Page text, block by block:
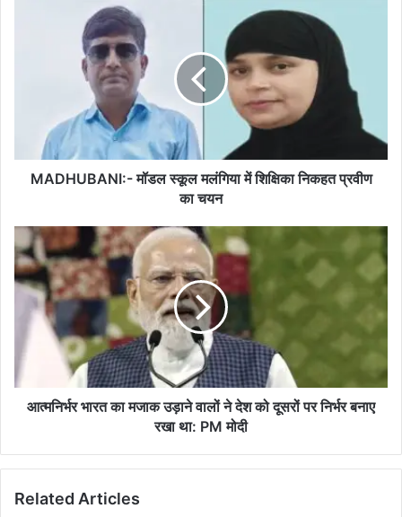
का
चयनMADHUBANI:- मॉडल स्कूल मलंगिया में शिक्षिका निकहत प्रवीण
का चयन
आत्मनिर्भर
भारत
का
मजाक
उड़ाने
को
दूसरों
था:
आत्मनिर्भर भारत का मजाक उड़ाने वालों ने देश को दूसरों पर निर्भर बनाए
रखा था: PM मोदी
Related Articles